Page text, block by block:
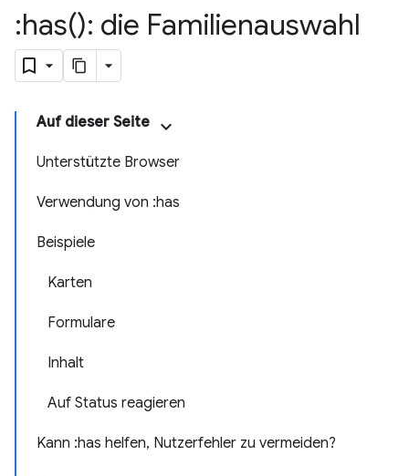
:has(): die Familienauswahl
Auf dieser Seite
Unterstützte Browser
Verwendung von :has
Beispiele
Karten
Formulare
Inhalt
Auf Status reagieren
Kann :has helfen, Nutzerfehler zu vermeiden?